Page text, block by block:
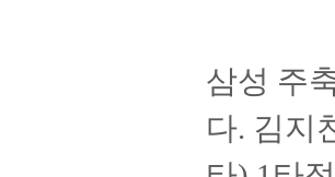
삼성 주
다. 김지